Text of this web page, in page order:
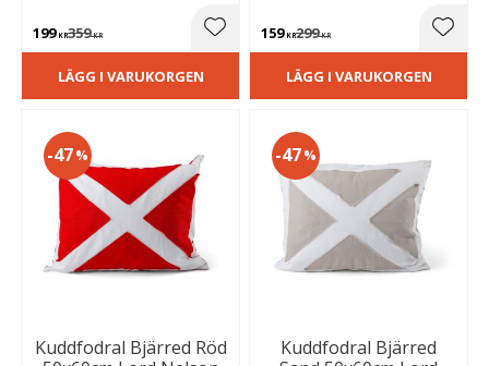
199KR359KR Lägg till i favoriter
LÄGG I VARUKORGEN
159KR299KR
LÄGG I VARUKORGEN
Kuddfodral Bjärred Röd
47%
Kuddfodral Bjärred
47%